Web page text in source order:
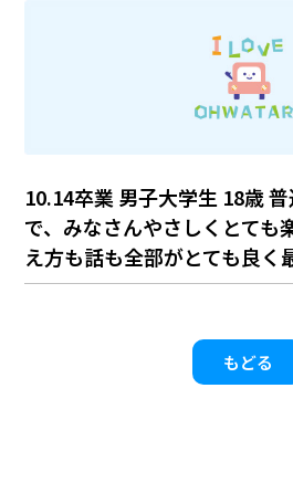
10.14卒業 男子大学生 18歳
で、みなさんやさしくとても
え方も話も全部がとても良く
もどる